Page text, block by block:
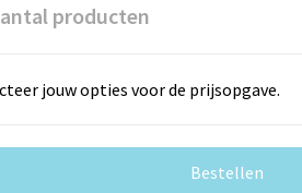
producten
jouw opties voor de prijsopgave.
Bestellen